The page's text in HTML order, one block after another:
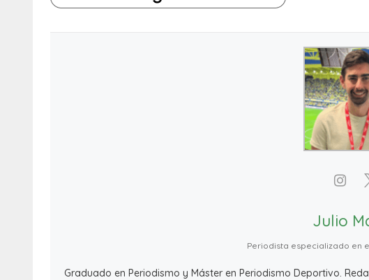
Julio
Periodista especializado en
Graduado en Periodismo y Máster en Periodismo Deportivo.